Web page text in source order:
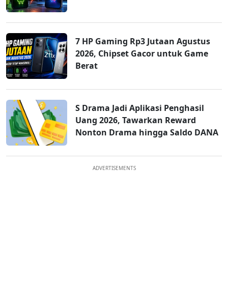
7 HP Gaming Rp3 Jutaan Agustus
2026, Chipset Gacor untuk Game
Berat
S Drama Jadi Aplikasi Penghasil
Uang 2026, Tawarkan Reward
Nonton Drama hingga Saldo DANA
ADVERTISEMENTS